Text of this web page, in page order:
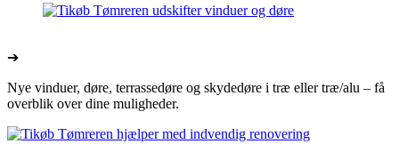
➔
Nye vinduer, døre, terrassedøre og skydedøre i træ eller træ/alu – få
overblik over dine muligheder.